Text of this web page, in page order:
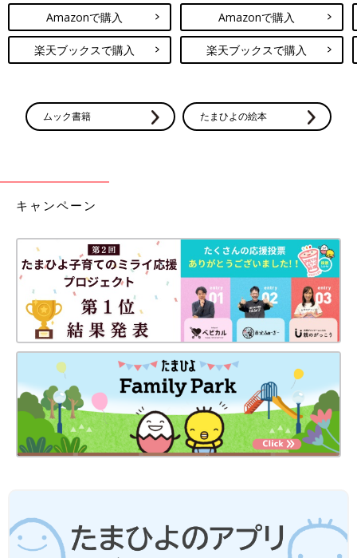
出典：Instagramアカウント「qyun._katm0.00」
こちらは、qyun._katm0.00さんがおすすめしているアイテム。グ
か♪ ピタッとしすぎない身幅で、長すぎない丈感が最高とのこ
と！
Amazonで購入
楽天ブックスで購入
Amazonで購入
楽天ブックスで購入
ムック書籍 たまひよの絵本
キャンペーン